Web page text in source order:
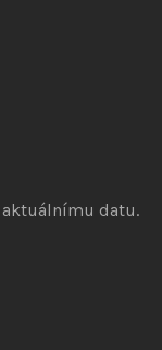
aktuálnímu datu.